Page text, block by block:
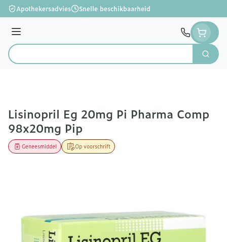
Ga naar de inhoud
Apothekersadvies Snelle beschikbaarheid
Menu
Product, merk, categorie...
Zoek
Lisinopril Eg 20mg Pi Pharma Comp
98x20mg Pip
Op voorschrift
Geneesmiddel